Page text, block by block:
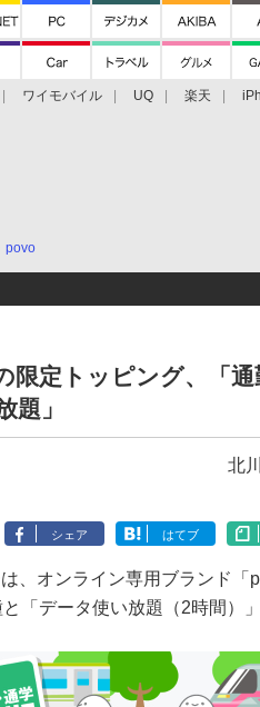
ワイモバイル UQ 楽天
povo
限定トッピング、「通
題」
北
シェア はてブ
、オンライン専用ブランド「
「データ使い放題（2時間）